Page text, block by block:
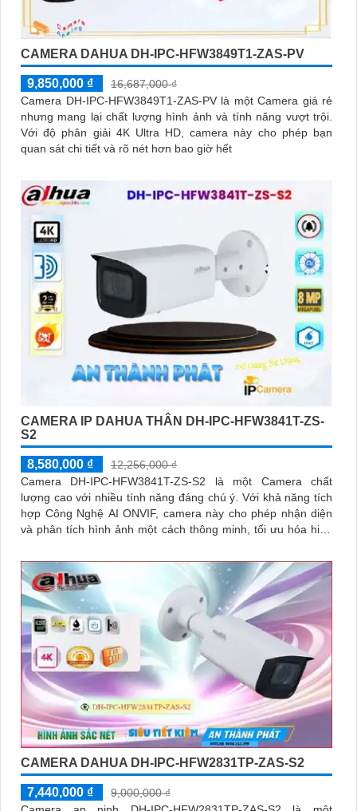
CAMERA DAHUA DH-IPC-HFW3849T1-ZAS-PV
9,850,000 ₫
16,687,000 ₫
Camera DH-IPC-HFW3849T1-ZAS-PV là một Camera giá rẻ
nhưng mang lại chất lượng hình ảnh và tính năng vượt trội.
Với độ phân giải 4K Ultra HD, camera này cho phép bạn
quan sát chi tiết và rõ nét hơn bao giờ hết
CAMERA IP DAHUA THÂN DH-IPC-HFW3841T-ZS-
S2
8,580,000 ₫
12,256,000 ₫
Camera DH-IPC-HFW3841T-ZS-S2 là một Camera chất
lượng cao với nhiều tính năng đáng chú ý. Với khả năng tích
hợp Công Nghệ AI ONVIF, camera này cho phép nhận diện
và phân tích hình ảnh một cách thông minh, tối ưu hóa hiệu
CAMERA DAHUA DH-IPC-HFW2831TP-ZAS-S2
7,440,000 ₫
9,000,000 ₫